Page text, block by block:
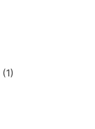
(1)